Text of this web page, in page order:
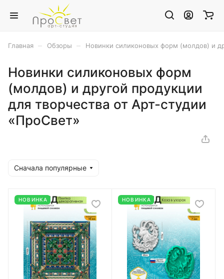
Главная Обзоры Новинки силиконовых форм (молдов) и
Новинки силиконовых форм
(молдов) и другой продукции
для творчества от Арт-студии
«ПроСвет»
Сначала популярные
НОВИНКА НОВИНКА